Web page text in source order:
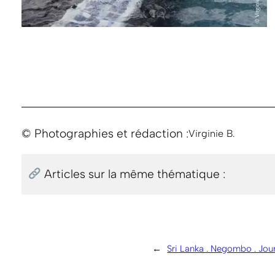
© Photographies et rédaction :Virginie B.
Articles sur la même thématique :
← Sri Lanka . Negombo .